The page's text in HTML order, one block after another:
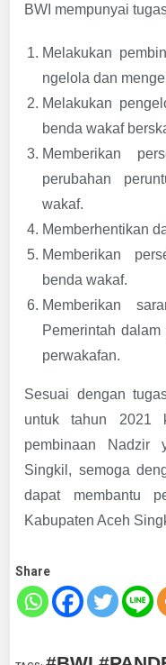
BWI mempunyai
Melakukan
ngelola dan
Melakukan
benda wakaf
Memberikan
perubahan
wakaf.
Memberhentikan
Memberikan
benda wakaf.
Memberikan
Pemerintah
perwakafan.
Sesuai dengan
untuk tahun 2021
pembinaan Nadzir
Singkil, semoga
dapat membantu
Kabupaten Aceh
Share